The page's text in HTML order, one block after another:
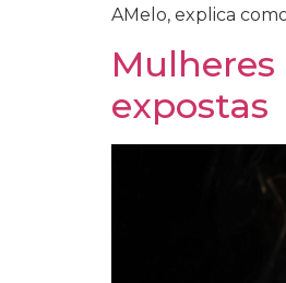
AMelo, explica
expostas